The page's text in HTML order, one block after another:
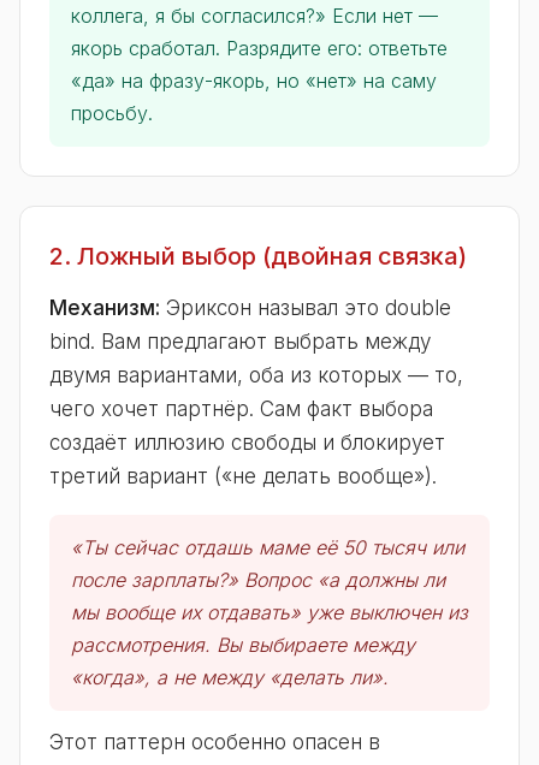
коллега, я бы согласился?» Если нет —
якорь сработал. Разрядите его: ответьте
«да» на фразу-якорь, но «нет» на саму
просьбу.
2. Ложный выбор (двойная связка)
Механизм: Эриксон называл это double
bind. Вам предлагают выбрать между
двумя вариантами, оба из которых — то,
чего хочет партнёр. Сам факт выбора
создаёт иллюзию свободы и блокирует
третий вариант («не делать вообще»).
«Ты сейчас отдашь маме её 50 тысяч или
после зарплаты?» Вопрос «а должны ли
мы вообще их отдавать» уже выключен из
рассмотрения. Вы выбираете между
«когда», а не между «делать ли».
Этот паттерн особенно опасен в